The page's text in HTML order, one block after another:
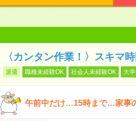
〈カンタン作業！〉スキマ
派遣 職種未経験OK 社会人未経験OK 大
午前中だけ…15時まで…家事